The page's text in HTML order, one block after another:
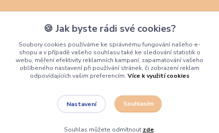
+420 774 291 043
info@rostouci-zidle.cz
🍪 Jak byste rádi své cookies?
Soubory cookies používáme ke správnému fungování našeho e-
shopu a v případě vašeho souhlasu také ke sledování statistik o
webu, měření efektivity reklamních kampaní, zapamatování vašeho
oblíbeného nastavení při používání stránek, či zobrazení reklam
odpovídajících vašim preferencím. Více k využití cookies
Nastavení Souhlasím
Souhlas můžete odmítnout zde.